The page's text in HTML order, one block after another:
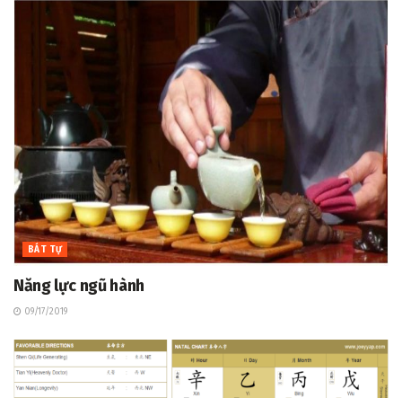
BÁT TỰ
Năng lực ngũ hành
09/17/2019